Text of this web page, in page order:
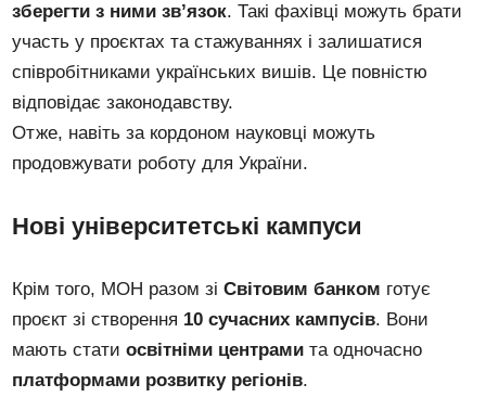
зберегти з ними зв’язок. Такі фахівці можуть брати
участь у проєктах та стажуваннях і залишатися
співробітниками українських вишів. Це повністю
відповідає законодавству.
Отже, навіть за кордоном науковці можуть
продовжувати роботу для України.
Нові університетські кампуси
Крім того, МОН разом зіСвітовим банком готує
проєкт зі створення 10 сучасних кампусів. Вони
мають статиосвітніми центрами та одночасно
платформами розвитку регіонів.